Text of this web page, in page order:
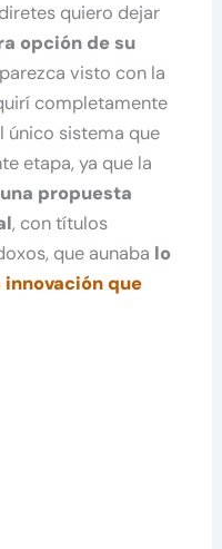
quiero dejar
opción de su
visto con la
completamente
único sistema que
etapa, ya que la
una propuesta
, con títulos
que aunaba lo
innovación que